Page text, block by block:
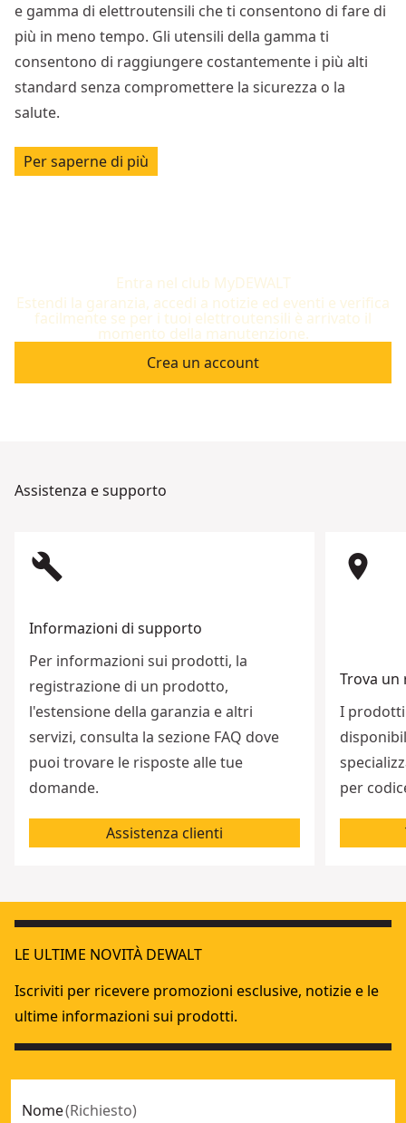
e gamma di elettroutensili che ti consentono di fare di
più in meno tempo. Gli utensili della gamma ti
consentono di raggiungere costantemente i più alti
standard senza compromettere la sicurezza o la
salute.
Per saperne di più
Entra nel club MyDEWALT
Estendi la garanzia, accedi a notizie ed eventi e verifica
facilmente se per i tuoi elettroutensili è arrivato il
momento della manutenzione.
Crea un account
Assistenza e supporto
build
Informazioni di supporto
Per informazioni sui prodotti, la
registrazione di un prodotto,
l'estensione della garanzia e altri
servizi, consulta la sezione FAQ dove
puoi trovare le risposte alle tue
domande.
Assistenza clienti
room
Trova
I prodotti
per
LE ULTIME NOVITÀ DEWALT
Iscriviti per ricevere promozioni esclusive, notizie e le
ultime informazioni sui prodotti.
Nome(Richiesto)